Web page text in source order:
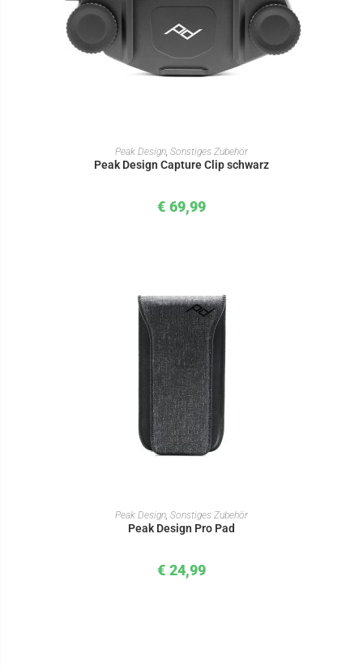
IN DEN WARENKORB
Peak Design, Sonstiges Zubehör
Peak Design Capture Clip schwarz
€ 69,99
IN DEN WARENKORB
Peak Design Sonstiges Zubehör
Peak Design Pro Pad
€ 24,99